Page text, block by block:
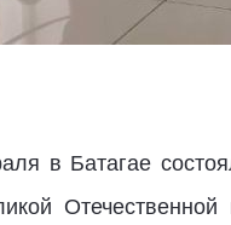
в Батагае
Отечественной